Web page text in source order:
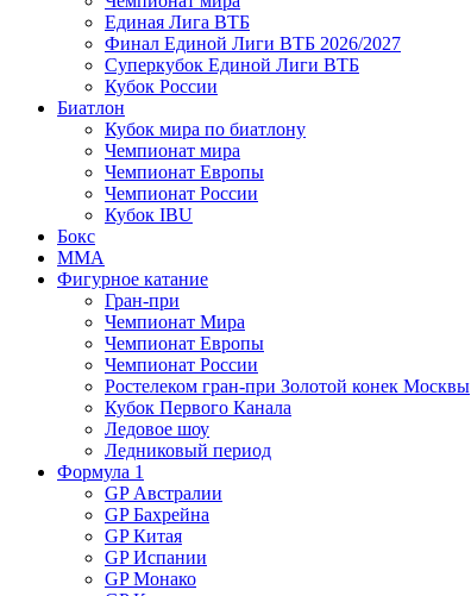
Единая Лига ВТБ
Финал Единой Лиги ВТБ 2026/2027
Суперкубок Единой Лиги ВТБ
Кубок России
Биатлон
Кубок мира по биатлону
Чемпионат мира
Чемпионат Европы
Чемпионат России
Кубок IBU
Бокс
MMA
Фигурное катание
Гран-при
Чемпионат Мира
Чемпионат Европы
Чемпионат России
Ростелеком гран-при Золотой конек Москвы
Кубок Первого Канала
Ледовое шоу
Ледниковый период
Формула 1
GP Австралии
GP Бахрейна
GP Китая
GP Испании
GP Монако